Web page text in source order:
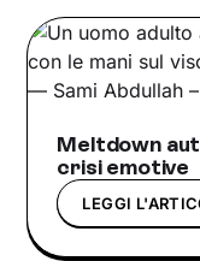
Meltdown
crisi emotive
LEGGI